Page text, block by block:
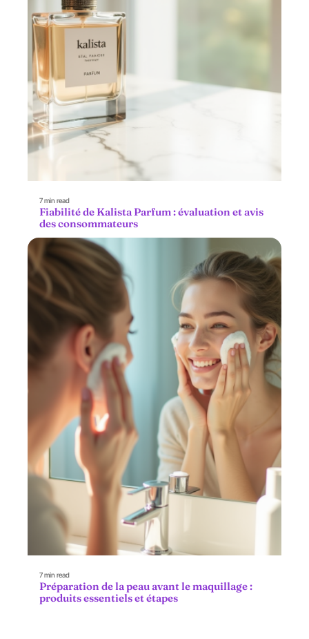
7 min read
Fiabilité de Kalista Parfum : évaluation et avis
des consommateurs
7 min read
Préparation de la peau avant le maquillage :
produits essentiels et étapes